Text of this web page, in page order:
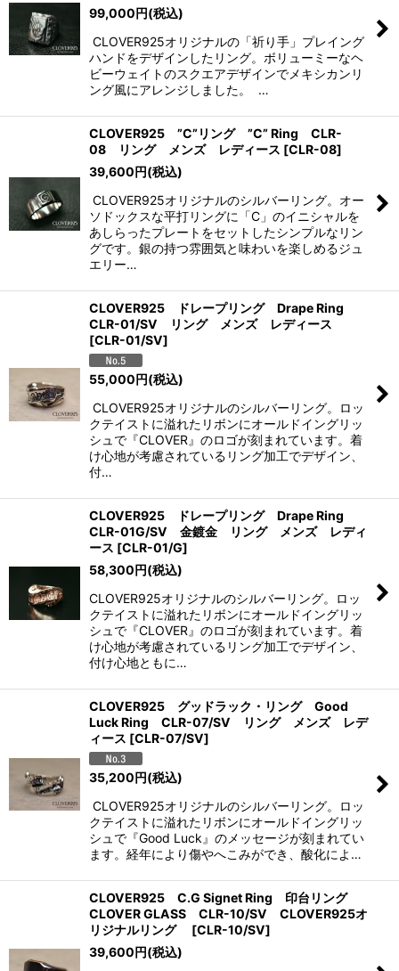
99,000円(税込)
CLOVER925オリジナルの「祈り手」プレイング
ハンドをデザインしたリング。ボリューミーなヘ
ビーウェイトのスクエアデザインでメキシカンリ
ング風にアレンジしました。 …
CLOVER925 ”C”リング ”C” Ring CLR-
08 リング メンズ レディース [CLR-08]
39,600円(税込)
CLOVER925オリジナルのシルバーリング。オー
ソドックスな平打リングに「C」のイニシャルを
あしらったプレートをセットしたシンプルなリン
グです。銀の持つ雰囲気と味わいを楽しめるジュ
エリー…
CLOVER925 ドレープリング Drape Ring
CLR-01/SV リング メンズ レディース
[CLR-01/SV]
55,000円(税込)
CLOVER925オリジナルのシルバーリング。ロッ
クテイストに溢れたリボンにオールドイングリッ
シュで『CLOVER』のロゴが刻まれています。着
け心地が考慮されているリング加工でデザイン、
付…
CLOVER925 ドレープリング Drape Ring
CLR-01G/SV 金鍍金 リング メンズ レディ
ース [CLR-01/G]
58,300円(税込)
CLOVER925オリジナルのシルバーリング。ロッ
クテイストに溢れたリボンにオールドイングリッ
シュで『CLOVER』のロゴが刻まれています。着
け心地が考慮されているリング加工でデザイン、
付け心地ともに…
CLOVER925 グッドラック・リング Good
Luck Ring CLR-07/SV リング メンズ レデ
ィース [CLR-07/SV]
35,200円(税込)
CLOVER925オリジナルのシルバーリング。ロッ
クテイストに溢れたリボンにオールドイングリッ
シュで『Good Luck』のメッセージが刻まれてい
ます。経年により傷やへこみができ、酸化によ…
CLOVER925 C.G Signet Ring 印台リング
CLOVER GLASS CLR-10/SV CLOVER925オ
リジナルリング
[CLR-10/SV]
39,600円(税込)